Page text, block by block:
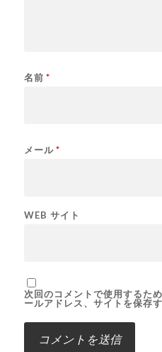
名前 *
メール *
WEB サイト
次回のコメントで使用するた
ールアドレス、サイトを保存す